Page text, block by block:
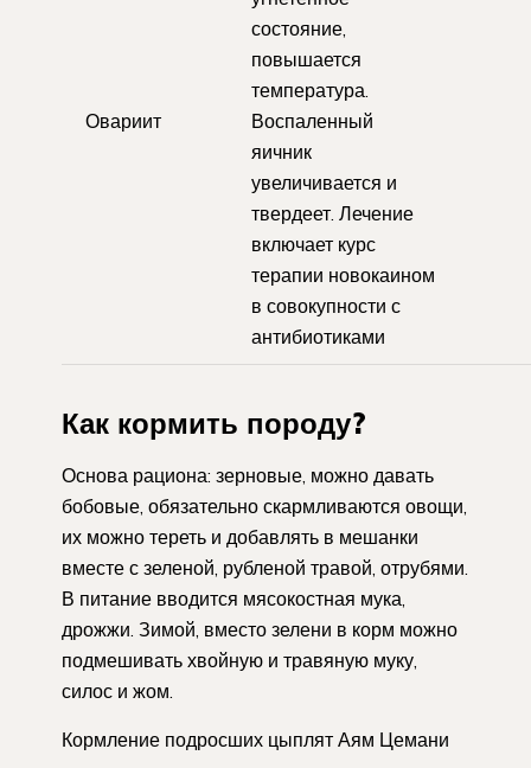
Овариит
состояние,
повышается
температура.
Воспаленный
яичник
увеличивается и
твердеет. Лечение
включает курс
терапии новокаином
в совокупности с
антибиотиками
Как кормить породу?
Основа рациона: зерновые, можно давать
бобовые, обязательно скармливаются овощи,
их можно тереть и добавлять в мешанки
вместе с зеленой, рубленой травой, отрубями.
В питание вводится мясокостная мука,
дрожжи. Зимой, вместо зелени в корм можно
подмешивать хвойную и травяную муку,
силос и жом.
Кормление подросших цыплят Аям Цемани